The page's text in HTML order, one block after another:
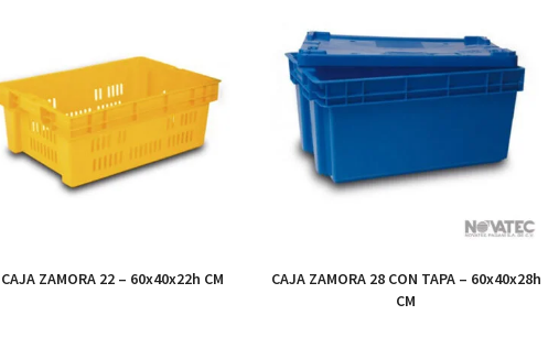
CAJA ZAMORA 22 – 60x40x22h CM
CAJA ZAMORA 28 CON TAPA – 60x40x28h
CM